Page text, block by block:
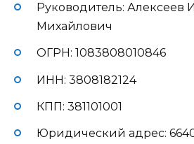
Руководитель: Алексеев
Михайлович
ОГРН: 1083808010846
ИНН: 3808182124
КПП: 381101001
Юридический адрес: